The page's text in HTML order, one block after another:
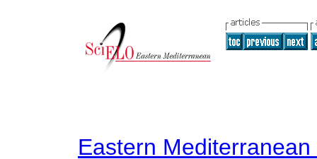
Eastern Mediterranean